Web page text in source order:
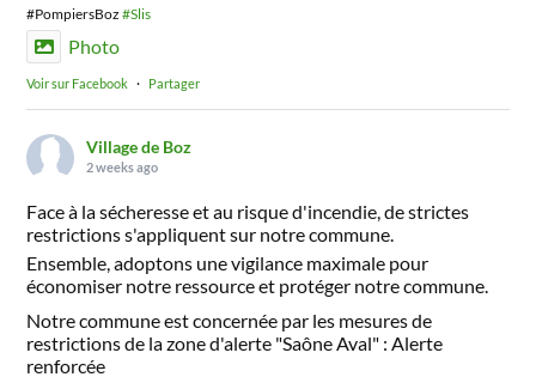
#PompiersBoz#Slis
Photo
Voir sur Facebook · Partager
Village de Boz
2 weeks ago
Face à la sécheresse et au risque d'incendie, de strictes
restrictions s'appliquent sur notre commune.
Ensemble, adoptons une vigilance maximale pour
économiser notre ressource et protéger notre commune.
Notre commune est concernée par les mesures de
restrictions de la zone d'alerte "Saône Aval" : Alerte
renforcée